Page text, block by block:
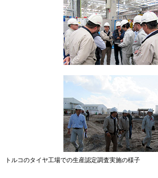
トルコのタイヤ工場での生産認定調査実施の様子